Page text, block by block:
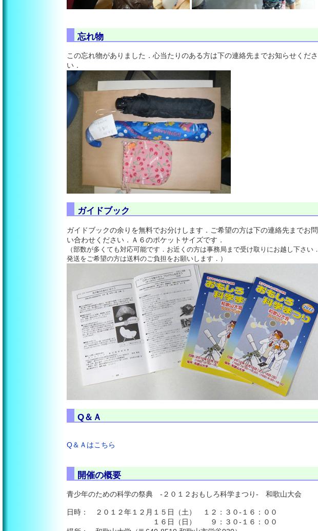
忘れ物
この忘れ物がありました．心当たりのある方は下の連絡先までお知らせくださ
い．
ガイドブック
ガイドブックの余りを無料でお分けします．ご希望の方は下の連絡先までお問
い合わせください．Ａ６のポケットサイズです．
（部数が多くても対応可能です．お近くの方は事務局まで受け取りにお越し下さい．
発送をご希望の方は送料のご負担をお願いします．）
Q＆Ａ
Q＆Ａはこちら
開催の概要
青少年のための科学の祭典 -２０１２おもしろ科学まつり- 和歌山大会
日時： ２０１２年１２月１５日（土） １２：３０-１６：００
１６日（日） ９：３０-１６：００